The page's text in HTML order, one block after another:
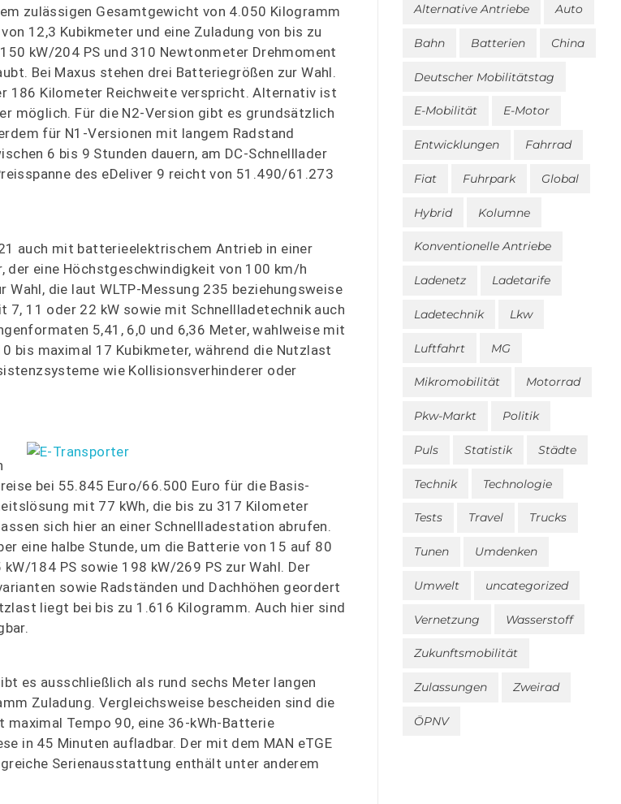
zulässigen Gesamtgewicht von 4.050 Kilogramm
12,3 Kubikmeter und eine Zuladung von bis zu
kW/204 PS und 310 Newtonmeter Drehmoment
Bei Maxus stehen drei Batteriegrößen zur Wahl.
186 Kilometer Reichweite verspricht. Alternativ ist
möglich. Für die N2-Version gibt es grundsätzlich
für N1-Versionen mit langem Radstand
6 bis 9 Stunden dauern, am DC-Schnelllader
des eDeliver 9 reicht von 51.490/61.273
auch mit batterieelektrischem Antrieb in einer
der eine Höchstgeschwindigkeit von 100 km/h
die laut WLTP-Messung 235 beziehungsweise
7, 11 oder 22 kW sowie mit Schnellladetechnik auch
5,41, 6,0 und 6,36 Meter, wahlweise mit
bis maximal 17 Kubikmeter, während die Nutzlast
wie Kollisionsverhinderer oder
bei 55.845 Euro/66.500 Euro für die Basis-
mit 77 kWh, die bis zu 317 Kilometer
sich hier an einer Schnellladestation abrufen.
eine halbe Stunde, um die Batterie von 15 auf 80
184 PS sowie 198 kW/269 PS zur Wahl. Der
sowie Radständen und Dachhöhen geordert
liegt bei bis zu 1.616 Kilogramm. Auch hier sind
es ausschließlich als rund sechs Meter langen
Zuladung. Vergleichsweise bescheiden sind die
maximal Tempo 90, eine 36-kWh-Batterie
in 45 Minuten aufladbar. Der mit dem MAN eTGE
Serienausstattung enthält unter anderem
Alternative Antriebe Auto
Bahn Batterien China
Deutscher Mobilitätstag
E-Mobilität E-Motor
Entwicklungen Fahrrad
Fiat Fuhrpark Global
Hybrid Kolumne
Konventionelle Antriebe
Ladenetz Ladetarife
Ladetechnik Lkw
Luftfahrt MG
Mikromobilität Motorrad
Pkw-Markt Politik
Puls Statistik Städte
Technik Technologie
Tests Travel Trucks
Tunen Umdenken
Umwelt uncategorized
Vernetzung Wasserstoff
Zukunftsmobilität
Zulassungen Zweirad
ÖPNV